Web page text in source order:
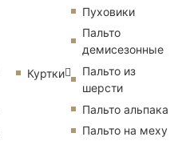
Куртки
Пуховики
Пальто
демисезонные
Пальто из
шерсти
Пальто альпака
Пальто на меху